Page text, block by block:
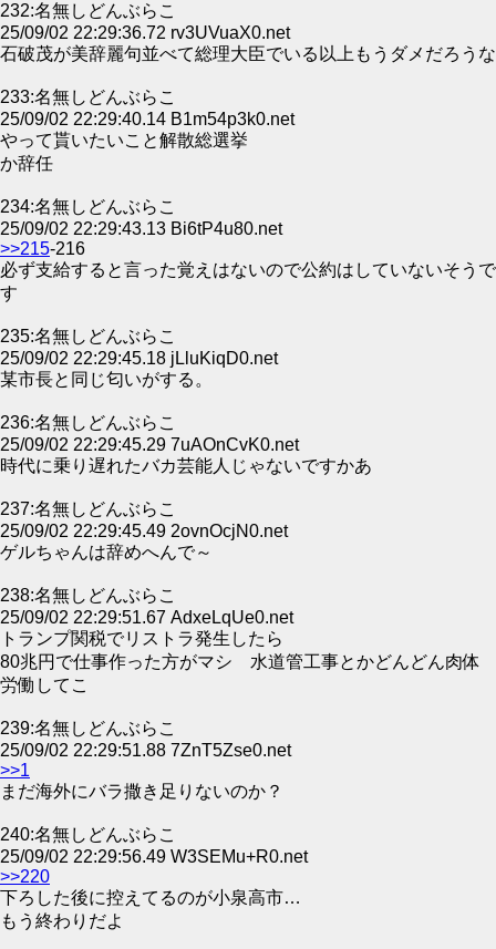
232:名無しどんぶらこ
25/09/02 22:29:36.72 rv3UVuaX0.net
石破茂が美辞麗句並べて総理大臣でいる以上もうダメだろうな
233:名無しどんぶらこ
25/09/02 22:29:40.14 B1m54p3k0.net
やって貰いたいこと解散総選挙
か辞任
234:名無しどんぶらこ
25/09/02 22:29:43.13 Bi6tP4u80.net
>>215-216
必ず支給すると言った覚えはないので公約はしていないそうで
す
235:名無しどんぶらこ
25/09/02 22:29:45.18 jLluKiqD0.net
某市長と同じ匂いがする。
236:名無しどんぶらこ
25/09/02 22:29:45.29 7uAOnCvK0.net
時代に乗り遅れたバカ芸能人じゃないですかあ
237:名無しどんぶらこ
25/09/02 22:29:45.49 2ovnOcjN0.net
ゲルちゃんは辞めへんで～
238:名無しどんぶらこ
25/09/02 22:29:51.67 AdxeLqUe0.net
トランプ関税でリストラ発生したら
80兆円で仕事作った方がマシ 水道管工事とかどんどん肉体
労働してこ
239:名無しどんぶらこ
25/09/02 22:29:51.88 7ZnT5Zse0.net
>>1
まだ海外にバラ撒き足りないのか？
240:名無しどんぶらこ
25/09/02 22:29:56.49 W3SEMu+R0.net
>>220
下ろした後に控えてるのが小泉高市…
もう終わりだよ